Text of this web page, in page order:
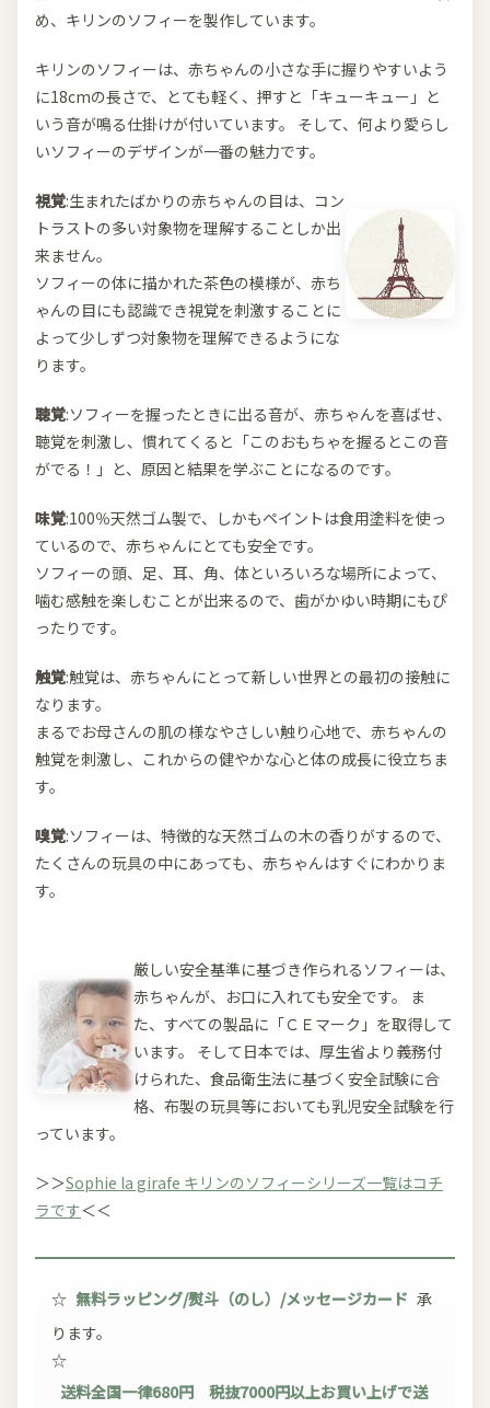
め、キリンのソフィーを製作しています。
キリンのソフィーは、赤ちゃんの小さな手に握りやすいよう
に18cmの長さで、とても軽く、押すと「キューキュー」と
いう音が鳴る仕掛けが付いています。 そして、何より愛らし
いソフィーのデザインが一番の魅力です。
視覚:生まれたばかりの赤ちゃんの目は、コン
トラストの多い対象物を理解することしか出
来ません。
ソフィーの体に描かれた茶色の模様が、赤ち
ゃんの目にも認識でき視覚を刺激することに
よって少しずつ対象物を理解できるようにな
ります。
聴覚:ソフィーを握ったときに出る音が、赤ちゃんを喜ばせ、
聴覚を刺激し、慣れてくると「このおもちゃを握るとこの音
がでる！」と、原因と結果を学ぶことになるのです。
味覚:100％天然ゴム製で、しかもペイントは食用塗料を使っ
ているので、赤ちゃんにとても安全です。
ソフィーの頭、足、耳、角、体といろいろな場所によって、
噛む感触を楽しむことが出来るので、歯がかゆい時期にもぴ
ったりです。
触覚:触覚は、赤ちゃんにとって新しい世界との最初の接触に
なります。
まるでお母さんの肌の様なやさしい触り心地で、赤ちゃんの
触覚を刺激し、これからの健やかな心と体の成長に役立ちま
す。
嗅覚:ソフィーは、特徴的な天然ゴムの木の香りがするので、
たくさんの玩具の中にあっても、赤ちゃんはすぐにわかりま
す。
厳しい安全基準に基づき作られるソフィーは、
赤ちゃんが、お口に入れても安全です。 ま
た、すべての製品に「ＣＥマーク」を取得して
います。 そして日本では、厚生省より義務付
けられた、食品衛生法に基づく安全試験に合
格、布製の玩具等においても乳児安全試験を行
っています。
＞＞Sophie la girafe キリンのソフィーシリーズ一覧はコチ
ラです＜＜
☆ 無料ラッピング/熨斗（のし）/メッセージカード 承
ります。
☆
送料全国一律680円 税抜7000円以上お買い上げで送